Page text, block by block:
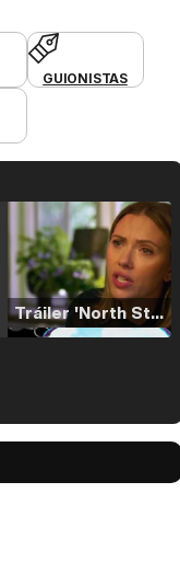
GUIONISTAS
Tráiler 'North Star' (2023)
Tráiler en español de 'La isla olvidada'